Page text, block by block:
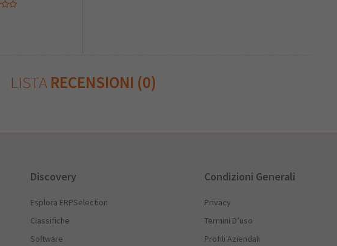
LISTA RECENSIONI (0)
Discovery
Esplora ERPSelection
Classifiche
Software
Condizioni Generali
Privacy
Termini D’uso
Profili Aziendali